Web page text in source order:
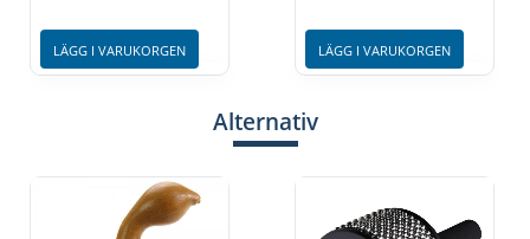
LÄGG I VARUKORGEN LÄGG I VARUKORGEN
Alternativ